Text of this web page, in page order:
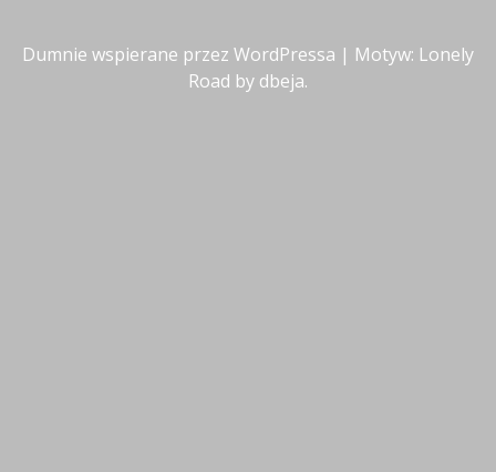
Dumnie wspierane przez WordPressa | Motyw: Lonely
Road by dbeja.